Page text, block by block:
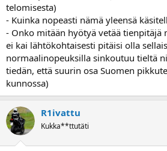
telomisesta)
- Kuinka nopeasti nämä yleensä
- Onko mitään hyötyä vetää tienpitäjä
ei kai lähtökohtaisesti pitäisi olla
normaalinopeuksilla sinkoutuu tieltä
tiedän, että suurin osa Suomen
kunnossa)
R1ivattu
Kukka**ttutäti